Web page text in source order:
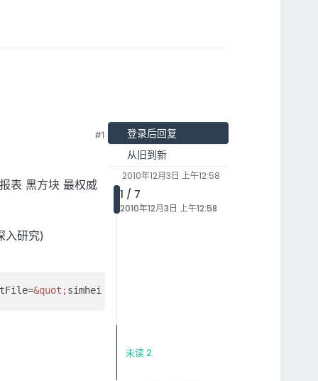
#1
表 黑方块 最权威
入研究)
&quot;simhei.ttf
登录后回复
从旧到新
2010年12月3日 上午12:58
1 / 7
2010年12月3日 上午12:58
未读 2